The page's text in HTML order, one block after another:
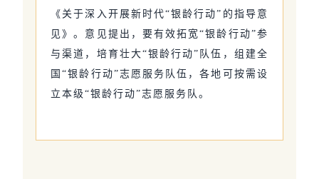
《关于深入开展新时代“银龄行动”的指导意
见》。意见提出，要有效拓宽“银龄行动”参
与渠道，培育壮大“银龄行动”队伍，组建全
国“银龄行动”志愿服务队伍，各地可按需设
立本级“银龄行动”志愿服务队。